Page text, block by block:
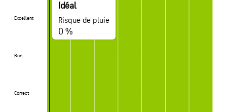
Excellent
Bon
Correct
Excellent
Bon
Correct
Idéal
Risque de pluie
0 %